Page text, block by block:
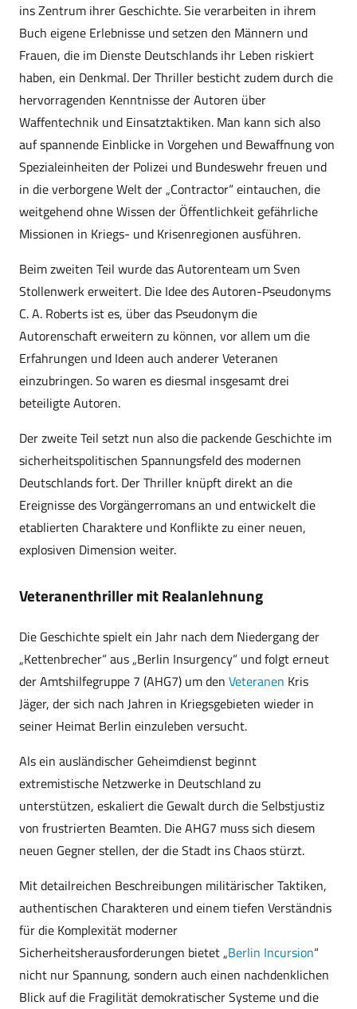
ins Zentrum ihrer Geschichte. Sie verarbeiten in ihrem
Buch eigene Erlebnisse und setzen den Männern und
Frauen, die im Dienste Deutschlands ihr Leben riskiert
haben, ein Denkmal. Der Thriller besticht zudem durch die
hervorragenden Kenntnisse der Autoren über
Waffentechnik und Einsatztaktiken. Man kann sich also
auf spannende Einblicke in Vorgehen und Bewaffnung von
Spezialeinheiten der Polizei und Bundeswehr freuen und
in die verborgene Welt der „Contractor“ eintauchen, die
weitgehend ohne Wissen der Öffentlichkeit gefährliche
Missionen in Kriegs- und Krisenregionen ausführen.
Beim zweiten Teil wurde das Autorenteam um Sven
Stollenwerk erweitert. Die Idee des Autoren-Pseudonyms
C. A. Roberts ist es, über das Pseudonym die
Autorenschaft erweitern zu können, vor allem um die
Erfahrungen und Ideen auch anderer Veteranen
einzubringen. So waren es diesmal insgesamt drei
beteiligte Autoren.
Der zweite Teil setzt nun also die packende Geschichte im
sicherheitspolitischen Spannungsfeld des modernen
Deutschlands fort. Der Thriller knüpft direkt an die
Ereignisse des Vorgängerromans an und entwickelt die
etablierten Charaktere und Konflikte zu einer neuen,
explosiven Dimension weiter.
Veteranenthriller mit Realanlehnung
Die Geschichte spielt ein Jahr nach dem Niedergang der
„Kettenbrecher“ aus „Berlin Insurgency“ und folgt erneut
der Amtshilfegruppe 7 (AHG7) um den Veteranen Kris
Jäger, der sich nach Jahren in Kriegsgebieten wieder in
seiner Heimat Berlin einzuleben versucht.
Als ein ausländischer Geheimdienst beginnt
extremistische Netzwerke in Deutschland zu
unterstützen, eskaliert die Gewalt durch die Selbstjustiz
von frustrierten Beamten. Die AHG7 muss sich diesem
neuen Gegner stellen, der die Stadt ins Chaos stürzt.
Mit detailreichen Beschreibungen militärischer Taktiken,
authentischen Charakteren und einem tiefen Verständnis
für die Komplexität moderner
Sicherheitsherausforderungen bietet „Berlin Incursion“
nicht nur Spannung, sondern auch einen nachdenklichen
Blick auf die Fragilität demokratischer Systeme und die